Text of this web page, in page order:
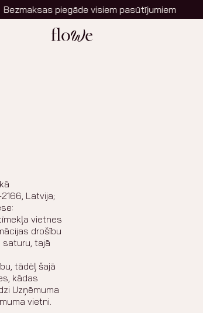
piegāde visiem pasūtījumiem
Latvija;
vietnes
drošību
tajā
tādēļ šajā
kādas
Uzņēmuma
vietni.